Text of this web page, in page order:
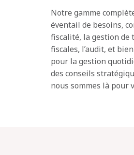
Notre gamme
éventail de besoins,
fiscalité, la gestion de
fiscales, l’audit, et
pour la gestion
des conseils
nous sommes là pour